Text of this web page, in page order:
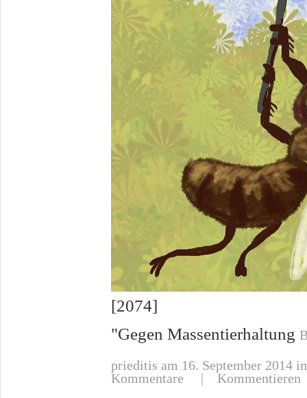
[2074]
"Gegen Massentierhaltung
prieditis am 16. September 2014
Kommentare | Kommentieren